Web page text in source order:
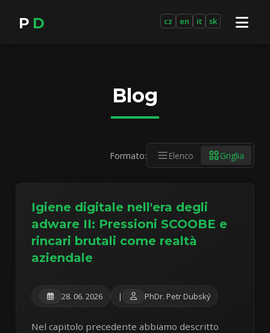
P D cz en it sk
Blog
Formato: Elenco Griglia
Igiene digitale nell'era degli
adware II: Pressioni SCOOBE e
rincari brutali come realtà
aziendale
28. 06. 2026 | PhDr. Petr Dubský
Nel capitolo precedente abbiamo descritto